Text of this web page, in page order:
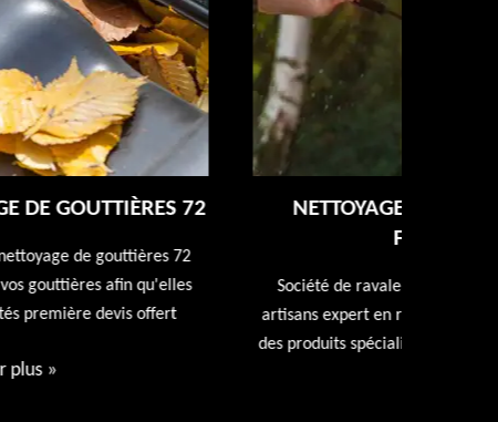
NETTOYAGE ET RAVALEMENT DE
Société de ravalement de façade 72 Sarthe nos
artisans expert en ravalement de façade utiliseront
des produits spécialisés. Devis et déplacement offert